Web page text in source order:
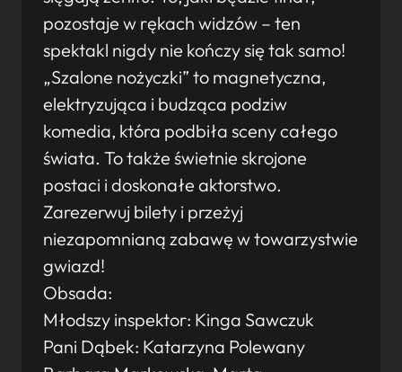
pozostaje w rękach widzów – ten
spektakl nigdy nie kończy się tak samo!
„Szalone nożyczki” to magnetyczna,
elektryzująca i budząca podziw
komedia, która podbiła sceny całego
świata. To także świetnie skrojone
postaci i doskonałe aktorstwo.
Zarezerwuj bilety i przeżyj
niezapomnianą zabawę w towarzystwie
gwiazd!
Obsada:
Młodszy inspektor: Kinga Sawczuk
Pani Dąbek: Katarzyna Polewany